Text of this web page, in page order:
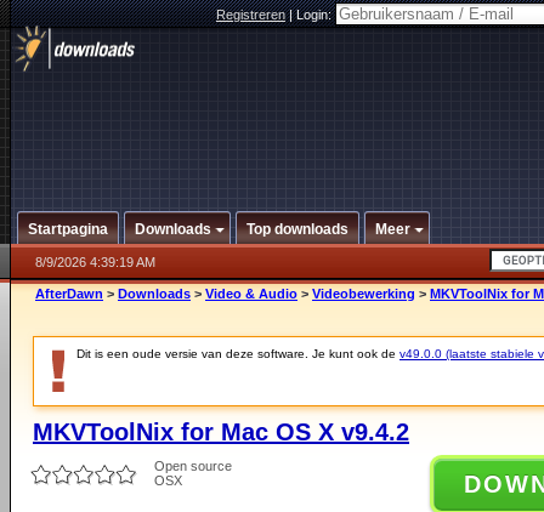
Registreren|Login:
Startpagina Downloads Top downloads Meer
8/9/2026 4:39:19 AM
AfterDawn > Downloads > Video & Audio > Videobewerking > MKVToolNix for
Dit is een oude versie van deze software. Je kunt ook de v49.0.0 (laatste stabiele
MKVToolNix for Mac OS X v9.4.2
Open source
OSX